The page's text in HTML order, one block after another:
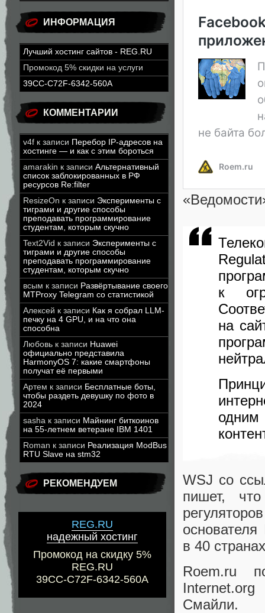
ИНФОРМАЦИЯ
Лучший хостинг сайтов - REG.RU
Промокод 5% скидки на услуги
39CC-C72F-6342-560A
КОММЕНТАРИИ
v4f к записи Перебор IP-адресов на
хостинге — и как с этим бороться
amarakin к записи Альтернативный
список заблокированных в РФ
ресурсов Re:filter
ResizeOn к записи Эксперименты с
тиграми и другие способы
преподавать программирование
студентам, которым скучно
Text2Vid к записи Эксперименты с
тиграми и другие способы
преподавать программирование
студентам, которым скучно
всым к записи Развёртывание своего
MTProxy Telegram со статистикой
Алексей к записи Как я собрал LLM-
печку на 4 GPU, и на что она
способна
Любовь к записи Huawei
официально представила
HarmonyOS 7: какие смартфоны
получат её первыми
Артем к записи Бесплатные боты,
чтобы раздеть девушку по фото в
2024
sasha к записи Майнинг биткоинов
на 55-летнем ветеране IBM 1401
Roman к записи Реализация ModBus
RTU Slave на stm32
РЕКОМЕНДУЕМ
REG.RU
надежный хостинг
Промокод на скидку 5%
REG.RU
39CC-C72F-6342-560A
«
к
на
WSJ со
пишет,
в 40
Roem.ru
Internet.org
Смайли.